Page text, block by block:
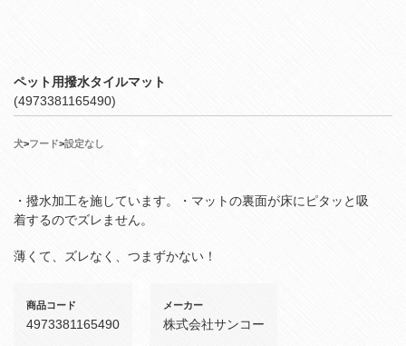
ペット用撥水タイルマット
(4973381165490)
犬>フード>設定なし
・撥水加工を施しています。・マットの裏面が床にピタッと吸
着するのでズレません。
薄くて、ズレなく、つまずかない！
商品コード
4973381165490
メーカー
株式会社サンコー